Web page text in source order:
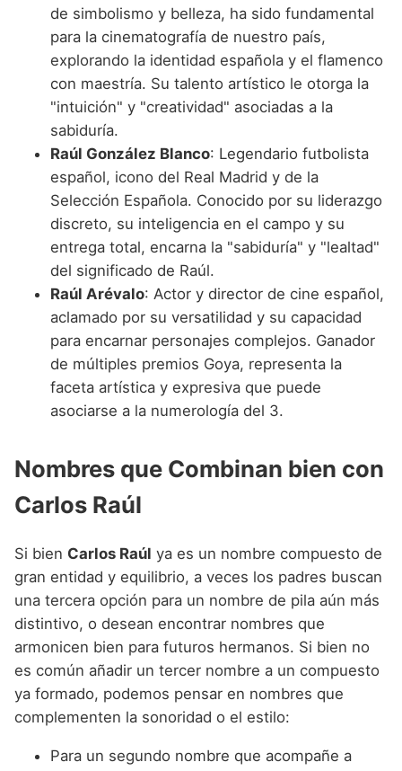
de simbolismo y belleza, ha sido fundamental
para la cinematografía de nuestro país,
explorando la identidad española y el flamenco
con maestría. Su talento artístico le otorga la
"intuición" y "creatividad" asociadas a la
sabiduría.
Raúl González Blanco: Legendario futbolista
español, icono del Real Madrid y de la
Selección Española. Conocido por su liderazgo
discreto, su inteligencia en el campo y su
entrega total, encarna la "sabiduría" y "lealtad"
del significado de Raúl.
Raúl Arévalo: Actor y director de cine español,
aclamado por su versatilidad y su capacidad
para encarnar personajes complejos. Ganador
de múltiples premios Goya, representa la
faceta artística y expresiva que puede
asociarse a la numerología del 3.
Nombres que Combinan bien con
Carlos Raúl
Si bien Carlos Raúl ya es un nombre compuesto de
gran entidad y equilibrio, a veces los padres buscan
una tercera opción para un nombre de pila aún más
distintivo, o desean encontrar nombres que
armonicen bien para futuros hermanos. Si bien no
es común añadir un tercer nombre a un compuesto
ya formado, podemos pensar en nombres que
complementen la sonoridad o el estilo:
Para un segundo nombre que acompañe a